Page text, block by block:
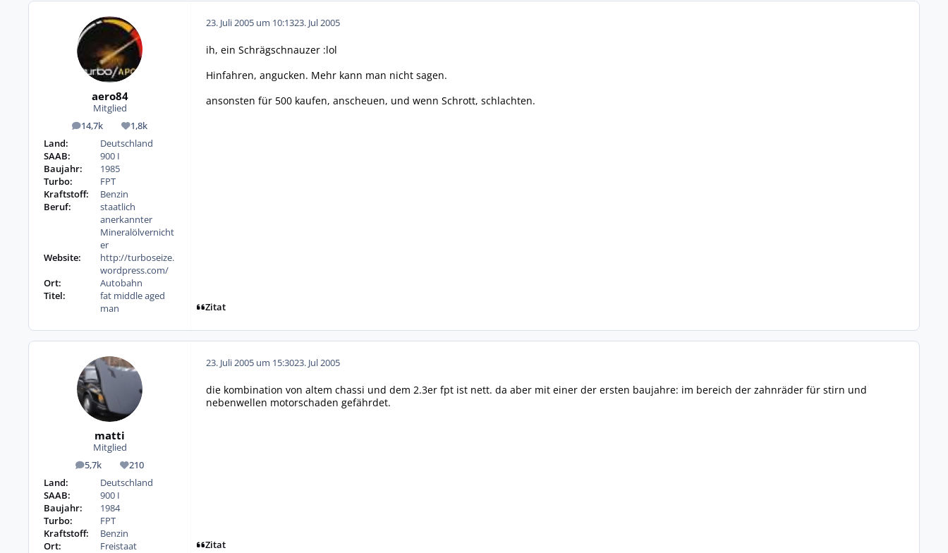
aero84
Mitglied
14,7k
Beiträge 1,8k
Reputation
Land:
Deutschland
SAAB:
900 I
Baujahr:
1985
Turbo:
FPT
Kraftstoff:
Benzin
Beruf:
staatlich
anerkannter
Mineralölvernicht
er
Website:
http://turboseize.
wordpress.com/
Ort:
Autobahn
Titel:
fat middle aged
man
23. Juli 2005 um 10:1323. Jul 2005
ih, ein Schrägschnauzer :lol
Hinfahren, angucken. Mehr kann man nicht sagen.
ansonsten für 500 kaufen, anscheuen, und wenn Schrott, schlachten.
Zitat
matti
Mitglied
5,7k
Beiträge 210
Reputation
Land:
Deutschland
SAAB:
900 I
Baujahr:
1984
Turbo:
FPT
Kraftstoff:
Benzin
Ort:
Freistaat
23. Juli 2005 um 15:3023. Jul 2005
die kombination von altem chassi und dem 2.3er fpt ist nett. da aber mit einer der ersten baujahre: im bereich der zahnräder für stirn und
nebenwellen motorschaden gefährdet.
Zitat